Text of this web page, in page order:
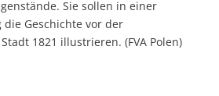
Sie sollen in einer
Geschichte vor der
1821 illustrieren. (FVA Polen)